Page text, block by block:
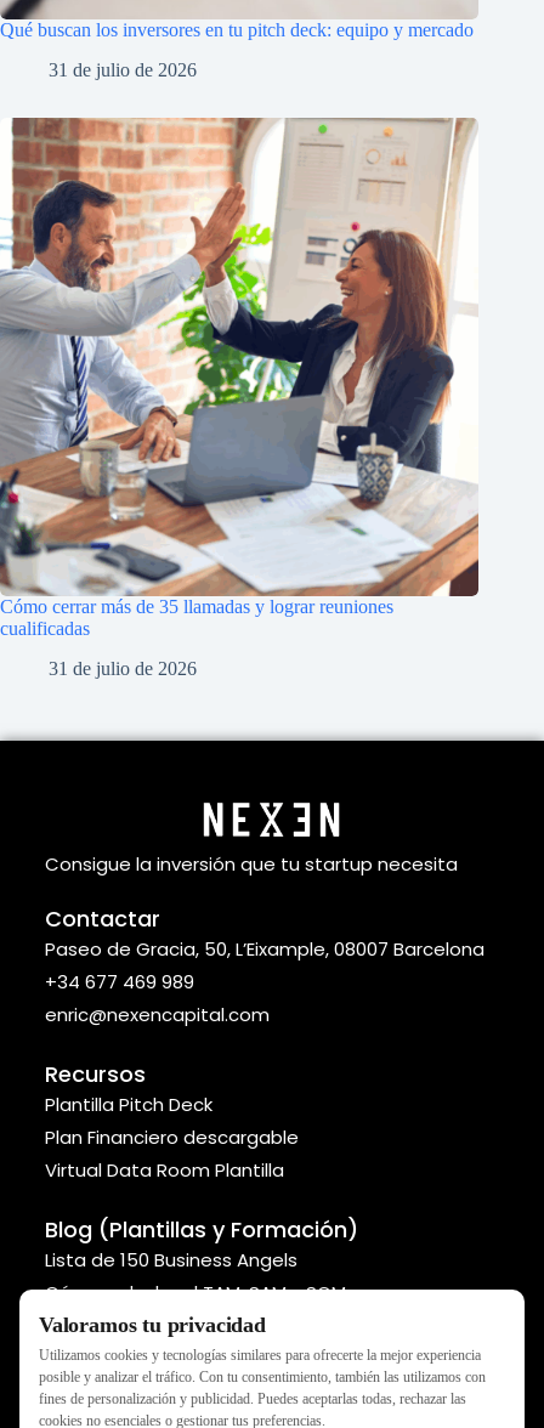
Valoramos tu privacidad
Utilizamos cookies y tecnologías similares para ofrecerte la mejor experiencia
posible y analizar el tráfico. Con tu consentimiento, también las utilizamos con
fines de personalización y publicidad. Puedes aceptarlas todas, rechazar las
cookies no esenciales o gestionar tus preferencias.
Qué buscan los inversores en tu pitch deck: equipo y mercado
31 de julio de 2026
Cómo cerrar más de 35 llamadas y lograr reuniones
cualificadas
31 de julio de 2026
Consigue la inversión que tu startup necesita
Contactar
Paseo de Gracia, 50, L’Eixample, 08007 Barcelona
+34 677 469 989
enric@nexencapital.com
Recursos
Plantilla Pitch Deck
Plan Financiero descargable
Virtual Data Room Plantilla
Blog (Plantillas y Formación)
Lista de 150 Business Angels
Cómo calcular el TAM, SAM y SOM
Métodos para valorar tu startup